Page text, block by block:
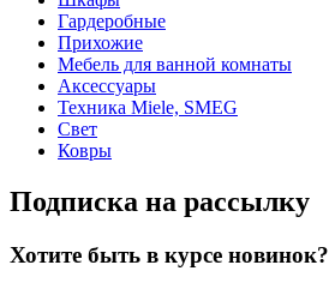
Гардеробные
Прихожие
Мебель для ванной комнаты
Аксессуары
Техника Miele, SMEG
Свет
Ковры
Подписка на рассылку
Хотите быть в курсе новинок?